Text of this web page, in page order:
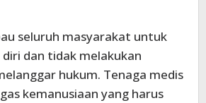
seluruh masyarakat untuk
dan tidak melakukan
hukum. Tenaga medis
kemanusiaan yang harus